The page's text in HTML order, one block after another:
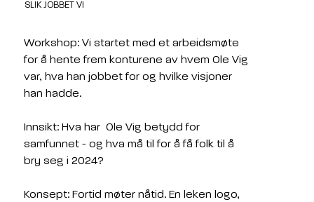
SLIK JOBBET VI
Workshop: Vi startet med et arbeidsmøte
for å hente frem konturene av hvem Ole Vig
var, hva han jobbet for og hvilke visjoner
han hadde.
Innsikt: Hva har  Ole Vig betydd for
samfunnet - og hva må til for å få folk til å
bry seg i 2024?
Konsept: Fortid møter nåtid. En leken logo,